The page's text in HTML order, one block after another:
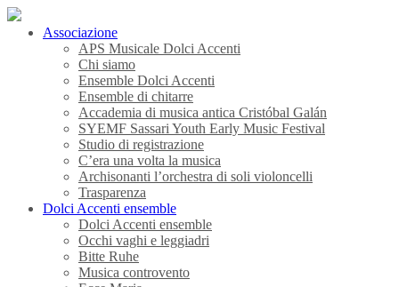
Associazione
APS Musicale Dolci Accenti
Chi siamo
Ensemble Dolci Accenti
Ensemble di chitarre
Accademia di musica antica Cristóbal Galán
SYEMF Sassari Youth Early Music Festival
Studio di registrazione
C’era una volta la musica
Archisonanti l’orchestra di soli violoncelli
Trasparenza
Dolci Accenti ensemble
Dolci Accenti ensemble
Occhi vaghi e leggiadri
Bitte Ruhe
Musica controvento